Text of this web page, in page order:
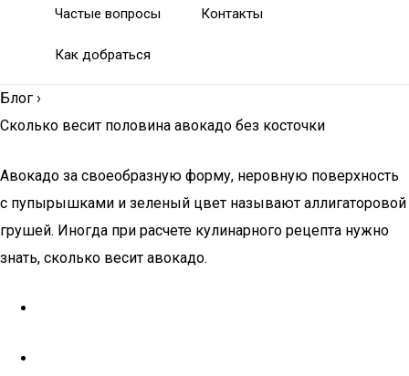
Частые вопросы Контакты
Как добраться
Блог ›
Сколько весит половина авокадо без косточки
Авокадо за своеобразную форму, неровную поверхность
с пупырышками и зеленый цвет называют аллигаторовой
грушей. Иногда при расчете кулинарного рецепта нужно
знать, сколько весит авокадо.